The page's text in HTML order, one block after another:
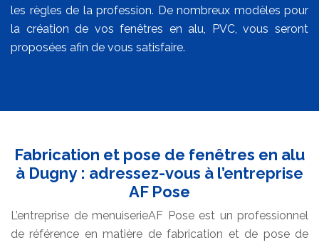
les règles de la profession. De nombreux modèles pour
la création de vos fenêtres en alu, PVC, vous seront
proposées afin de vous satisfaire.
Fabrication et pose de fenêtres en alu
à Dugny : adressez-vous à l’entreprise
AF Pose
L’entreprise de menuiserieAF Pose est un professionnel
de référence en matière de fabrication et de pose de